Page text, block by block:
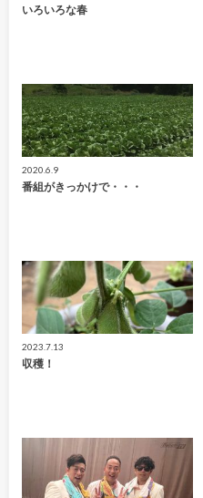
いろいろな春
2020.6.9
番組がきっかけで・・・
2023.7.13
収穫！